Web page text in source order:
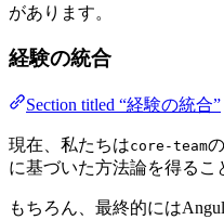
があります。
経験の統合
Section titled “経験の統合”
現在、私たちはcore-team
に基づいた方法論を得るこ
もちろん、最終的には